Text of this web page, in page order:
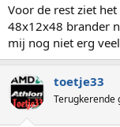
Voor de rest ziet
48x12x48 brander
mij nog niet erg
toetje33
Terugkerende